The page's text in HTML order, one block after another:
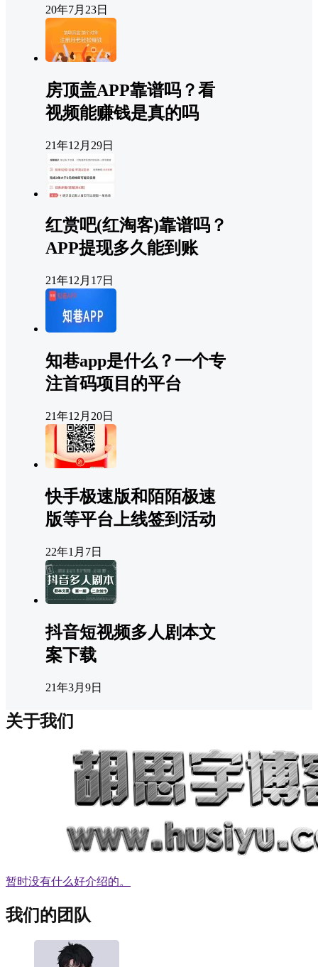
20年7月23日
房顶盖APP靠谱吗？看
视频能赚钱是真的吗
21年12月29日
红赏吧(红淘客)靠谱吗？
APP提现多久能到账
21年12月17日
知巷app是什么？一个专
注首码项目的平台
21年12月20日
快手极速版和陌陌极速
版等平台上线签到活动
22年1月7日
抖音短视频多人剧本文
案下载
21年3月9日
关于我们
暂时没有什么好介绍的。
我们的团队